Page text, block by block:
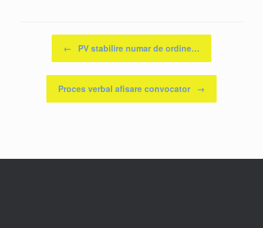
Post navigation
← PV stabilire numar de ordine…
Proces verbal afisare convocator →